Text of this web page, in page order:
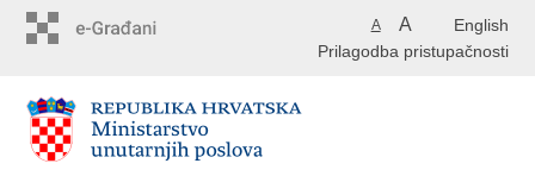
English
A A
Prilagodba pristupačnosti